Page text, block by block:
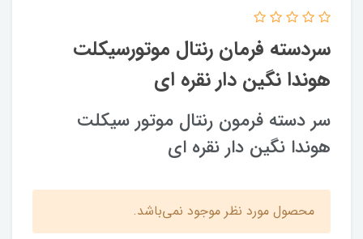
سردسته فرمان رنتال موتورسیکلت
هوندا نگین دار نقره ای
سر دسته فرمون رنتال موتور سیکلت
هوندا نگین دار نقره ای
محصول مورد نظر موجود نمی‌باشد.